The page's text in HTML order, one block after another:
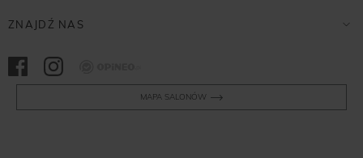
ZNAJDŹ NAS
MAPA SALONÓW